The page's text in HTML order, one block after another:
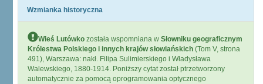
Wzmianka historyczna
Wieś Lutówko została wspomniana w Słowniku geograficznym
Królestwa Polskiego i innych krajów słowiańskich (Tom V, strona
491), Warszawa: nakł. Filipa Sulimierskiego i Władysława
Walewskiego, 1880-1914. Poniższy cytat został ptrzetworzony
automatycznie za pomocą oprogramowania optycznego